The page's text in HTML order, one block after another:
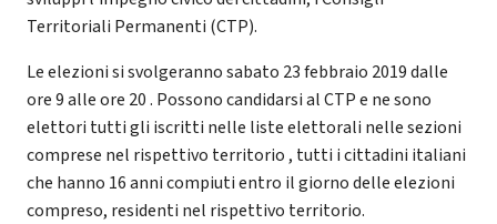
Territoriali Permanenti (CTP).
Le elezioni si svolgeranno sabato 23 febbraio 2019 dalle
ore 9 alle ore 20 . Possono candidarsi al CTP e ne sono
elettori tutti gli iscritti nelle liste elettorali nelle sezioni
comprese nel rispettivo territorio , tutti i cittadini italiani
che hanno 16 anni compiuti entro il giorno delle elezioni
compreso, residenti nel rispettivo territorio.